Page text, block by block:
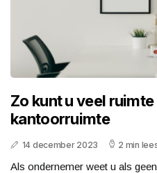
Zo kunt u veel
kantoorruimte
14 december 2023 2 min
Als ondernemer weet u als